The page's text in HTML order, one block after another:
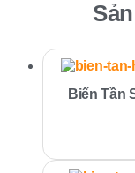
Biến Tần